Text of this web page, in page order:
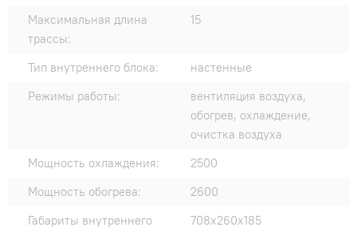
Максимальная длина
трассы:
15
Тип внутреннего блока:
настенные
Режимы работы:
вентиляция воздуха,
обогрев, охлаждение,
очистка воздуха
Мощность охлаждения:
2500
Мощность обогрева:
2600
Габариты внутреннего
708x260x185